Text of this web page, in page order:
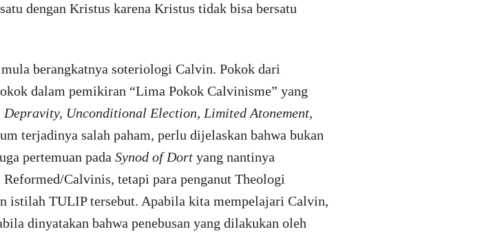
dengan Kristus karena Kristus tidak bisa bersatu
berangkatnya soteriologi Calvin. Pokok dari
dalam pemikiran “Lima Pokok Calvinisme” yang
Depravity, Unconditional Election, Limited Atonement,
terjadinya salah paham, perlu dijelaskan bahwa bukan
pertemuan pada Synod of Dortyang nantinya
Calvinis, tetapi para penganut Theologi
istilah TULIP tersebut. Apabila kita mempelajari Calvin,
dinyatakan bahwa penebusan yang dilakukan oleh